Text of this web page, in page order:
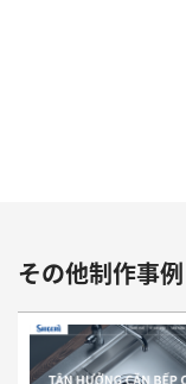
その他制作事例